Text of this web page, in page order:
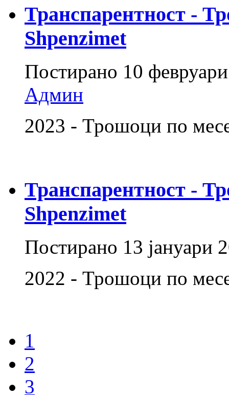
Транспарентност -
Shpenzimet
Постирано 10
Админ
2023 - Трошоци по
Транспарентност -
Shpenzimet
Постирано 13 јануари
2022 - Трошоци по
1
2
3